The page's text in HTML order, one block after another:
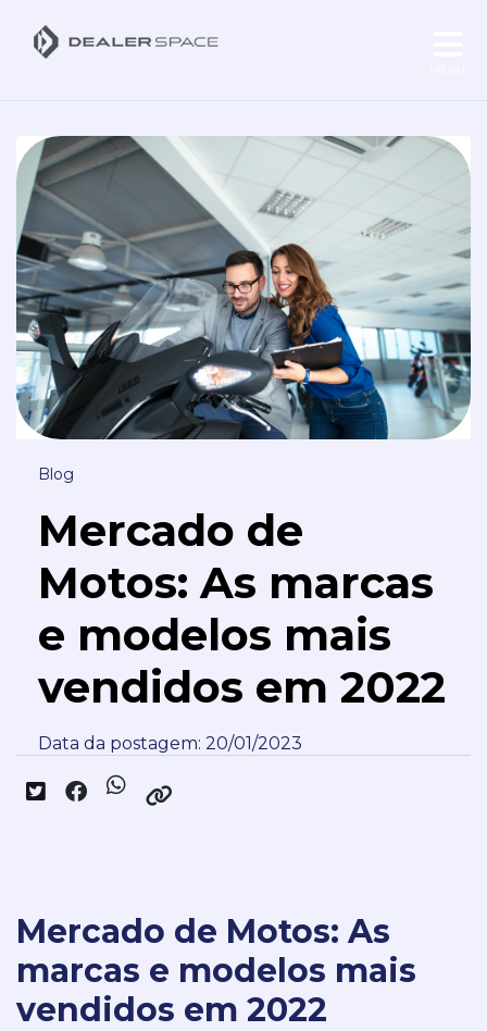
Blog
Mercado de
Motos: As marcas
e modelos mais
vendidos em 2022
Data da postagem: 20/01/2023
Mercado de Motos: As
marcas e modelos mais
vendidos em 2022